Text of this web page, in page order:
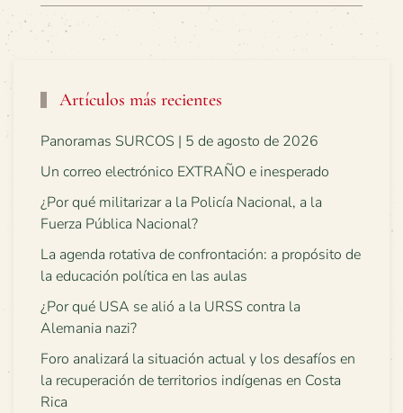
Artículos más recientes
Panoramas SURCOS | 5 de agosto de 2026
Un correo electrónico EXTRAÑO e inesperado
¿Por qué militarizar a la Policía Nacional, a la
Fuerza Pública Nacional?
La agenda rotativa de confrontación: a propósito de
la educación política en las aulas
¿Por qué USA se alió a la URSS contra la
Alemania nazi?
Foro analizará la situación actual y los desafíos en
la recuperación de territorios indígenas en Costa
Rica